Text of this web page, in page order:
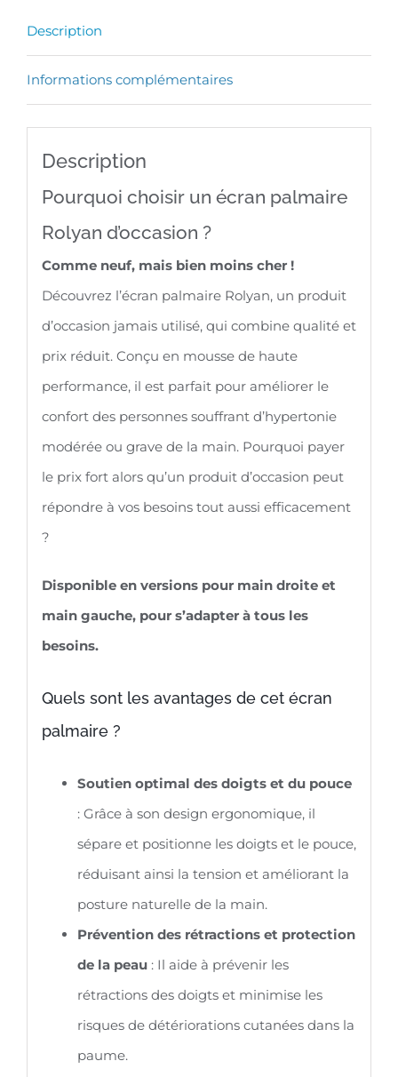
/
attelle
en
mousse
pour
mains
Description
Informations complémentaires
Description
Pourquoi choisir un écran palmaire
Rolyan d’occasion ?
Comme neuf, mais bien moins cher !
Découvrez l’écran palmaire Rolyan, un produit
d’occasion jamais utilisé, qui combine qualité et
prix réduit. Conçu en mousse de haute
performance, il est parfait pour améliorer le
confort des personnes souffrant d’hypertonie
modérée ou grave de la main. Pourquoi payer
le prix fort alors qu’un produit d’occasion peut
répondre à vos besoins tout aussi efficacement
?
Disponible en versions pour main droite et
main gauche, pour s’adapter à tous les
besoins.
Quels sont les avantages de cet écran
palmaire ?
Soutien optimal des doigts et du pouce
: Grâce à son design ergonomique, il
sépare et positionne les doigts et le pouce,
réduisant ainsi la tension et améliorant la
posture naturelle de la main.
Prévention des rétractions et protection
de la peau: Il aide à prévenir les
rétractions des doigts et minimise les
risques de détériorations cutanées dans la
paume.